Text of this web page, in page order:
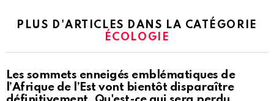
PLUS D'ARTICLES DANS LA CATÉGORIE
ÉCOLOGIE
Les sommets enneigés emblématiques de
l’Afrique de l’Est vont bientôt disparaître